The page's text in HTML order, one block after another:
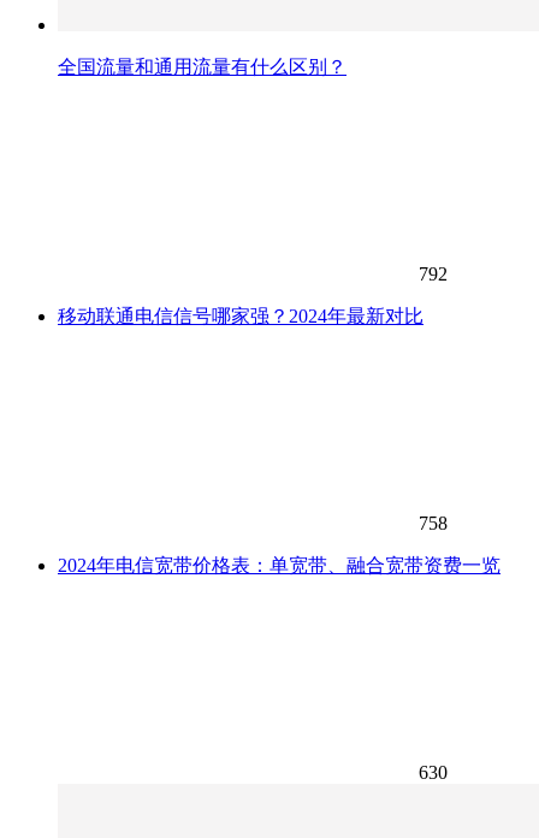
全国流量和通用流量有什么区别？
792
移动联通电信信号哪家强？2024年最新对比
758
2024年电信宽带价格表：单宽带、融合宽带资费一览
630